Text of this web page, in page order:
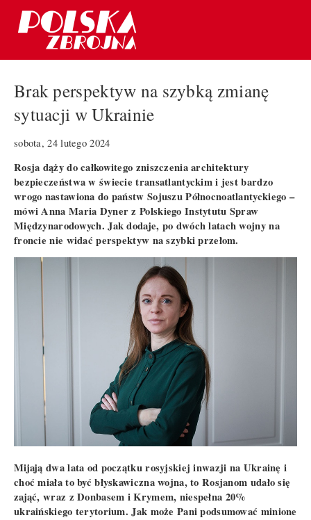
Brak perspektyw na szybką zmianę
sytuacji w Ukrainie
sobota, 24 lutego 2024
Rosja dąży do całkowitego zniszczenia architektury
bezpieczeństwa w świecie transatlantyckim i jest bardzo
wrogo nastawiona do państw Sojuszu Północnoatlantyckiego –
mówi Anna Maria Dyner z Polskiego Instytutu Spraw
Międzynarodowych. Jak dodaje, po dwóch latach wojny na
froncie nie widać perspektyw na szybki przełom.
Mijają dwa lata od początku rosyjskiej inwazji na Ukrainę i
choć miała to być błyskawiczna wojna, to Rosjanom udało się
zająć, wraz z Donbasem i Krymem, niespełna 20%
ukraińskiego terytorium. Jak może Pani podsumować minione